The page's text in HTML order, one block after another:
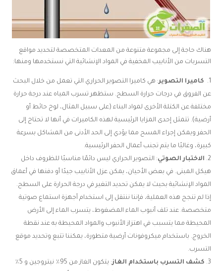
هناك حاجة إلى مجموعة متنوعة من المعدات المتخصصة لتحديد مواقع
التسربات من الأنابيب المخفية في المواد الإنشائية التي نستخدمها ومنها:
كاميرا التصوير: هي كاميرا التصوير الحراري التي تعمل من خلال البحث
عن الفروق في درجات حرارة السطح. ستظهر تسرب المياه عند درجة حرارة
مختلفة عن الكتلة الأخرى لمواد البناء (على سبيل المثال، لوح حائط أو
أرضية). تتمثل إحدى المزايا الرئيسية لهذه الكاميرات في أنها لا تحتاج إلى
الحفر ويمكن إجراء المسح مما يؤدي إلى الحد الأدنى من المشاكل بسرعة
كبيرة، وغالبًا ما يتم تجنب أعمال الحفر الرئيسية.
الاختبار الصوتي: التصوير الحراري ليس دائمًا مناسبًا للظروف داخل
هيكل المبنى. في بعض الأحيان، يمكن عزل الأنابيب جيدًا أو دفنها في أعماق
المواد الإنشائية بحيث لا يمكن تحديد التغير في درجة الحرارة على السطح.
إذا لم تنجح هذه العملية، فإننا ننتقل إلى استخدام أجهزة استماع صوتية
متخصصة. عند تلف أنبوب الماء المضغوط، يتسرب الماء إلى الأرض
المحيطة مما يتسبب في اهتزاز الأنبوب والمواد المحيطة به عند نقطة
الخروج. باستخدام ميكروفونات أرضية متطورة، يمكننا تتبع وتحديد موقع
التسرب.
كشف التسرب باستخدام الغاز
: يتكون الغاز من 95٪ نيتروجين و 5٪